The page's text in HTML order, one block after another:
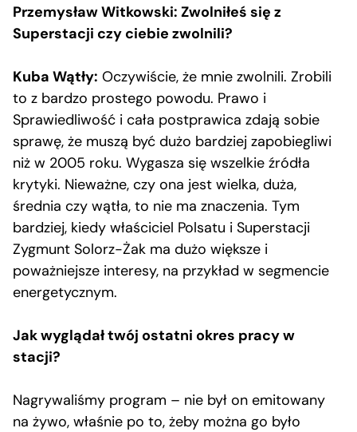
Przemysław Witkowski: Zwolniłeś się z
Superstacji czy ciebie zwolnili?
Kuba Wątły: Oczywiście, że mnie zwolnili. Zrobili
to z bardzo prostego powodu. Prawo i
Sprawiedliwość i cała postprawica zdają sobie
sprawę, że muszą być dużo bardziej zapobiegliwi
niż w 2005 roku. Wygasza się wszelkie źródła
krytyki. Nieważne, czy ona jest wielka, duża,
średnia czy wątła, to nie ma znaczenia. Tym
bardziej, kiedy właściciel Polsatu i Superstacji
Zygmunt Solorz-Żak ma dużo większe i
poważniejsze interesy, na przykład w segmencie
energetycznym.
Jak wyglądał twój ostatni okres pracy w
stacji?
Nagrywaliśmy program – nie był on emitowany
na żywo, właśnie po to, żeby można go było